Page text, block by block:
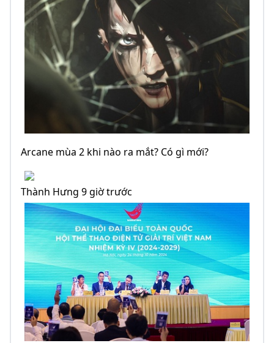
Arcane mùa 2 khi nào ra mắt? Có gì mới?
Thành Hưng 9 giờ trước